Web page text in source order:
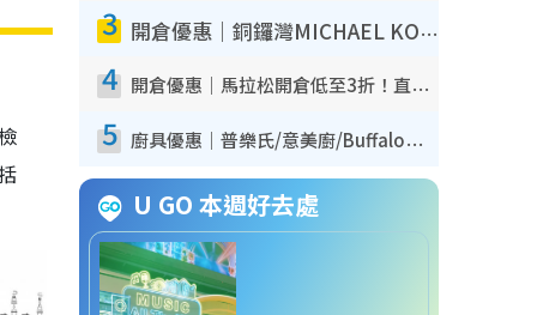
3 開倉優惠｜銅鑼灣MICHAEL KORS開倉低至17折！直擊$500起買手袋/銀包/鞋款 必買經典Jet Set系列
4 開倉優惠｜馬拉松開倉低至3折！直擊$99起買adidas／New Balance／Puma鞋款 STANLEY保溫杯劈價至$119起
5 廚具優惠｜普樂氏/意美廚/Buffalo廚具低至3折！$89起買煎鍋／炒鑊／個人鍋 同場小家電激減至$99起
U GO 本週好去處